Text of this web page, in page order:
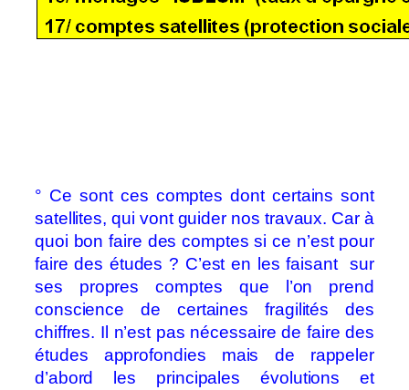
° Ce sont ces comptes dont certains sont
satellites, qui vont guider nos travaux. Car à
quoi bon faire des comptes si ce n’est pour
faire des études ? C’est en les faisant sur
ses propres comptes que l’on prend
conscience de certaines fragilités des
chiffres. Il n’est pas nécessaire de faire des
études approfondies mais de rappeler
d’abord les principales évolutions et